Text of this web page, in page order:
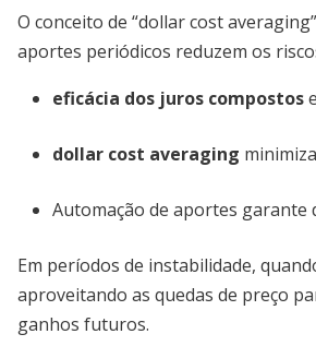
O conceito de “dollar cost
aportes periódicos reduzem os
eficácia dos juros compostos
dollar cost averaging
Automação de aportes garante
Em períodos de instabilidade,
aproveitando as quedas de preço
ganhos futuros.